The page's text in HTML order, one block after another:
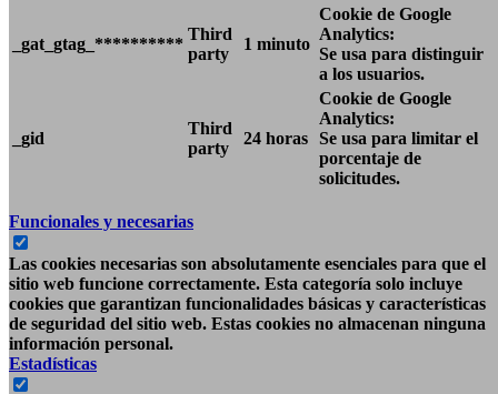
_gat_gtag_**********
Third
party
1 minuto
Cookie de Google
Analytics:
Se usa para distinguir
a los usuarios.
_gid
Third
party
24 horas
Cookie de Google
Analytics:
Se usa para limitar el
porcentaje de
solicitudes.
Funcionales y necesarias
Las cookies necesarias son absolutamente esenciales para que el
sitio web funcione correctamente. Esta categoría solo incluye
cookies que garantizan funcionalidades básicas y características
de seguridad del sitio web. Estas cookies no almacenan ninguna
información personal.
Estadísticas